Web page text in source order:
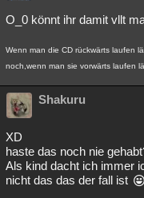
O_0 könnt ihr damit vllt
Wenn man die CD rückwärts laufen
noch,wenn man sie vorwärts laufen
Shakuru
XD
haste das noch nie
Als kind dacht ich immer
nicht das das der fall ist